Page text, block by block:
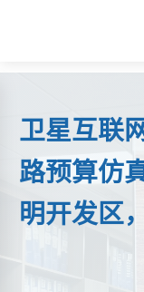
卫星互联
路预算仿
明开发区